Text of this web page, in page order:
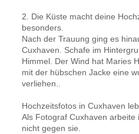
2. Die Küste macht deine
besonders.
Nach der Trauung ging es
Cuxhaven. Schafe im
Himmel. Der Wind hat Maries
mit der hübschen Jacke eine
verliehen..
Hochzeitsfotos in Cuxhaven
Als Fotograf Cuxhaven
nicht gegen sie.